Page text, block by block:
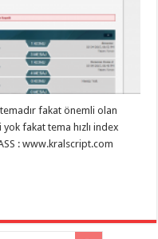
fakat önemli olan
fakat tema hızlı index
: www.kralscript.com